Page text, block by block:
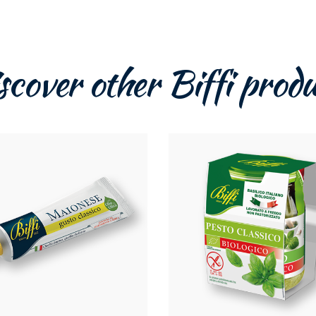
other Biffi